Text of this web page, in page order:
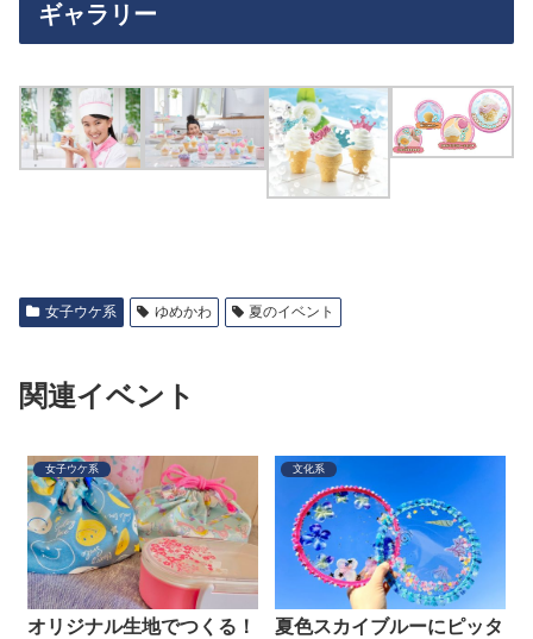
ギャラリー
女子ウケ系 ゆめかわ 夏のイベント
関連イベント
女子ウケ系
オリジナル生地でつくる！
文化系
夏色スカイブルーにピッタ